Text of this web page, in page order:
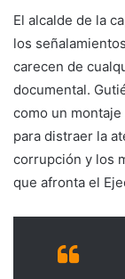
El alcalde de la
los
carecen de
documental.
como un
para distraer la
corrupción y los
que afronta el